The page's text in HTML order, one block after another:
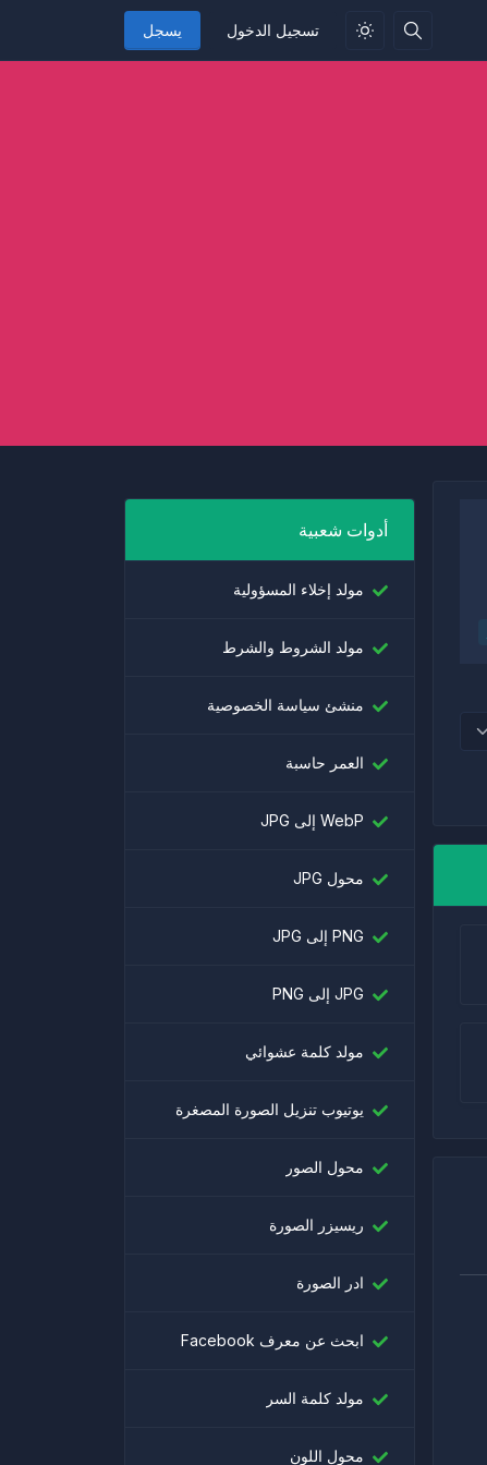
تسجيل الدخول يسجل
أدوات شعبية
مولد إخلاء المسؤولية
مولد الشروط والشرط
منشئ سياسة الخصوصية
العمر حاسبة
WebP إلى JPG
محول JPG
PNG إلى JPG
JPG إلى PNG
مولد كلمة عشوائي
يوتيوب تنزيل الصورة المصغرة
محول الصور
ريسيزر الصورة
ادر الصورة
ابحث عن معرف Facebook
مولد كلمة السر
محول اللون